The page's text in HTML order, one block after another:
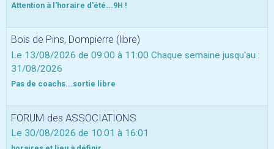
Attention à l'horaire d'été...9H !
Bois de Pins, Dompierre (libre)
Le 13/08/2026 de 09:00 à 11:00 Chaque semaine jusqu'au :
31/08/2026
Pas de coachs...sortie libre
FORUM des ASSOCIATIONS
Le 30/08/2026 de 10:01 à 16:01